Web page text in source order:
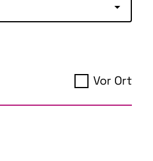
Vor Ort